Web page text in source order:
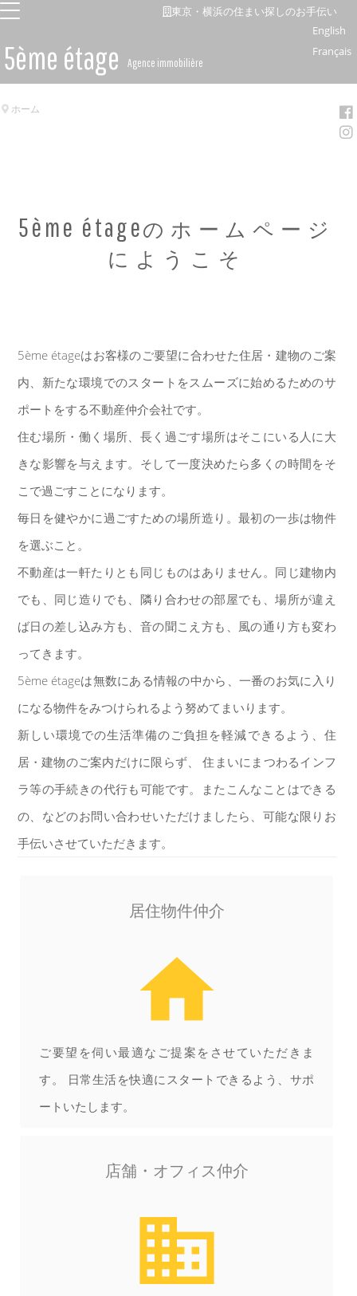
東京・横浜の住まい探しのお手伝い
5ème étage Agence immobilière
Français
English
ホーム
5ème étageのホームページ
にようこそ
5ème étageはお客様のご要望に合わせた住居・建物のご案
内、新たな環境でのスタートをスムーズに始めるためのサ
ポートをする不動産仲介会社です。
住む場所・働く場所、長く過ごす場所はそこにいる人に大
きな影響を与えます。そして一度決めたら多くの時間をそ
こで過ごすことになります。
毎日を健やかに過ごすための場所造り。最初の一歩は物件
を選ぶこと。
不動産は一軒たりとも同じものはありません。同じ建物内
でも、同じ造りでも、隣り合わせの部屋でも、場所が違え
ば日の差し込み方も、音の聞こえ方も、風の通り方も変わ
ってきます。
5ème étageは無数にある情報の中から、一番のお気に入り
になる物件をみつけられるよう努めてまいります。
新しい環境での生活準備のご負担を軽減できるよう、住
居・建物のご案内だけに限らず、 住まいにまつわるインフ
ラ等の手続きの代行も可能です。またこんなことはできる
の、などのお問い合わせいただけましたら、可能な限りお
手伝いさせていただきます。
居住物件仲介
home
ご要望を伺い最適なご提案をさせていただきま
す。 日常生活を快適にスタートできるよう、サポ
ートいたします。
店舗・オフィス仲介
business